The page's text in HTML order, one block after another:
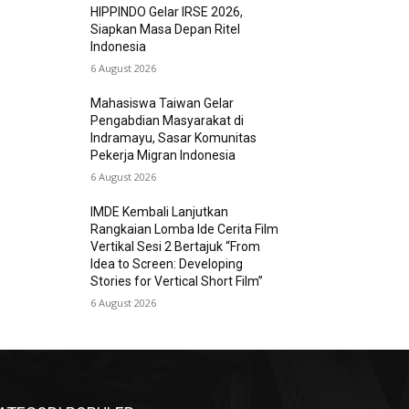
HIPPINDO Gelar IRSE 2026,
Siapkan Masa Depan Ritel
Indonesia
6 August 2026
Mahasiswa Taiwan Gelar
Pengabdian Masyarakat di
Indramayu, Sasar Komunitas
Pekerja Migran Indonesia
6 August 2026
IMDE Kembali Lanjutkan
Rangkaian Lomba Ide Cerita Film
Vertikal Sesi 2 Bertajuk “From
Idea to Screen: Developing
Stories for Vertical Short Film”
6 August 2026